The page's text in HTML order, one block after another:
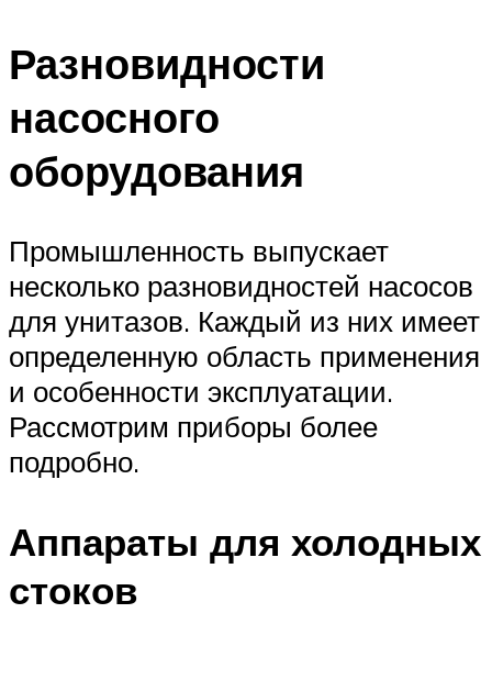
Разновидности
насосного
оборудования
Промышленность выпускает
несколько разновидностей насосов
для унитазов. Каждый из них имеет
определенную область применения
и особенности эксплуатации.
Рассмотрим приборы более
подробно.
Аппараты для холодных
стоков